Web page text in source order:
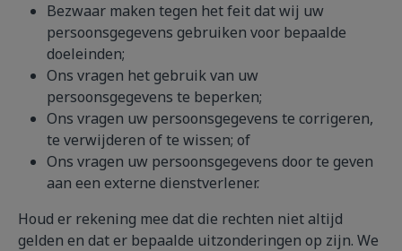
Bezwaar maken tegen het feit dat wij uw
persoonsgegevens gebruiken voor bepaalde
doeleinden;
Ons vragen het gebruik van uw
persoonsgegevens te beperken;
Ons vragen uw persoonsgegevens te corrigeren,
te verwijderen of te wissen; of
Ons vragen uw persoonsgegevens door te geven
aan een externe dienstverlener.
Houd er rekening mee dat die rechten niet altijd
gelden en dat er bepaalde uitzonderingen op zijn. We